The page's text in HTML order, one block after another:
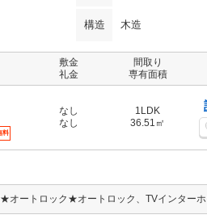
構造 木造
敷金
礼金
間取り
専有面積
料
なし
なし
1LDK
36.51㎡